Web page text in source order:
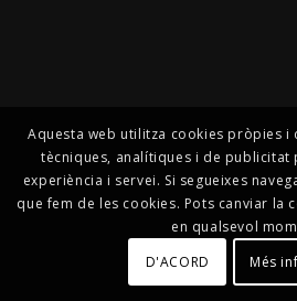
Aquesta web utilitza cookies pròpies i
tècniques, analítiques i de
experiència i servei. Si segueixes
que fem de les cookies. Pots canviar la
en qualsevol
D'ACORD
Més